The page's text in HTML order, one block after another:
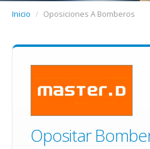
Inicio / Oposiciones A Bomberos
Opositar